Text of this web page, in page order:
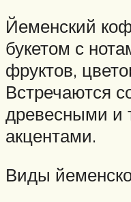
Йеменский
букетом с
фруктов,
Встречаются
древесными и
акцентами.
Виды